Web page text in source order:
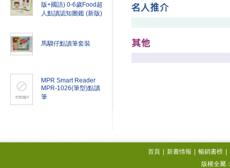
版+國語) 0-6歲Food超
人點讀認知圖鑑 (新版)
馬騮仔點讀筆套裝
MPR Smart Reader
MPR-1026(筆型)點讀
筆
首頁 新書情報 暢銷書榜
版權全屬